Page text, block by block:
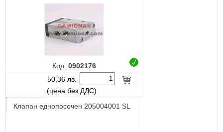
Код: 0902176
50,36 лв.
(цена без ДДС)
Клапан еднопосочен 205004001 SL